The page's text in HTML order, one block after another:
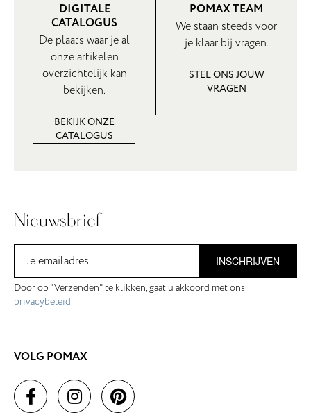
DIGITALE
CATALOGUS
De plaats waar je al
onze artikelen
overzichtelijk kan
bekijken.
BEKIJK ONZE
CATALOGUS
POMAX TEAM
We staan steeds voor
je klaar bij vragen.
STEL ONS JOUW
VRAGEN
Nieuwsbrief
INSCHRIJVEN
Door op "Verzenden" te klikken, gaat u akkoord met ons
privacybeleid
VOLG POMAX